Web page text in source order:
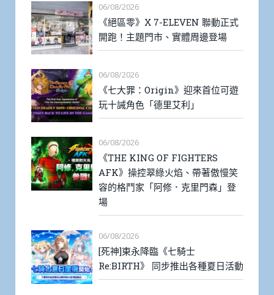
06/08/2026
《絕區零》X 7-ELEVEN 聯動正式
開跑！主題門市、實體周邊登場
06/08/2026
《七大罪：Origin》迎來首位可遊
玩十誡角色「德里艾利」
06/08/2026
《THE KING OF FIGHTERS
AFK》操控翠綠火焰、帶著傲慢笑
容的格鬥家「阿修．克里門森」登
場
06/08/2026
[死神]東永降臨《七騎士
Re:BIRTH》 同步推出各種夏日活動